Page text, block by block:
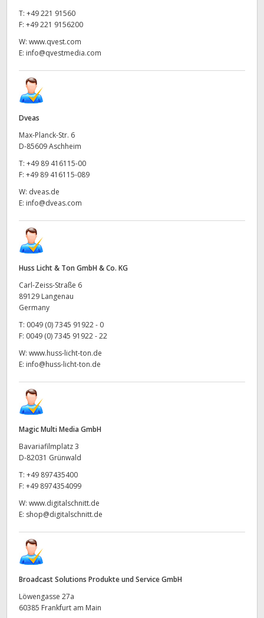
T: +49 221 91560
F: +49 221 9156200
W: www.qvest.com
E: info@qvestmedia.com
Dveas
Max-Planck-Str. 6
D-85609 Aschheim
T: +49 89 416115-00
F: +49 89 416115-089
W: dveas.de
E: info@dveas.com
Huss Licht & Ton GmbH & Co. KG
Carl-Zeiss-Straße 6
89129 Langenau
Germany
T: 0049 (0) 7345 91922 - 0
F: 0049 (0) 7345 91922 - 22
W: www.huss-licht-ton.de
E: info@huss-licht-ton.de
Magic Multi Media GmbH
Bavariafilmplatz 3
D-82031 Grünwald
T: +49 897435400
F: +49 8974354099
W: www.digitalschnitt.de
E: shop@digitalschnitt.de
Broadcast Solutions Produkte und Service GmbH
Löwengasse 27a
60385 Frankfurt am Main